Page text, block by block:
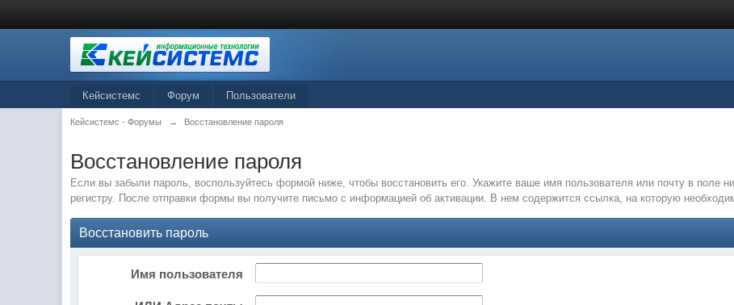
Кейсистемс Форум Пользователи
Кейсистемс - Форумы → Восстановление пароля
Восстановление пароля
Если вы забыли пароль, воспользуйтесь формой ниже, чтобы восстановить его. Укажите ваше имя пользователя или почту в поле
регистру. После отправки формы вы получите письмо с информацией об активации. В нем содержится ссылка, на которую
Восстановить пароль
Имя пользователя